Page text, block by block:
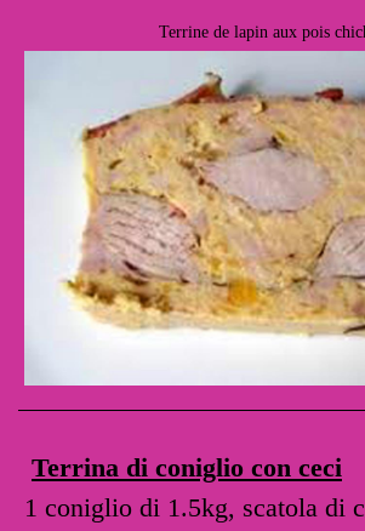
Terrine de lapin aux pois
Terrina di coniglio con ceci
1 coniglio di 1.5kg, scatola di